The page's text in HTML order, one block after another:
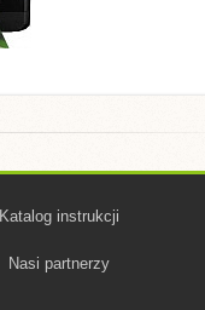
Katalog instrukcji
Nasi partnerzy